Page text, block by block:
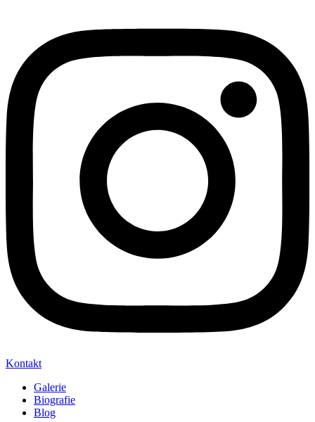
Kontakt
Galerie
Biografie
Blog